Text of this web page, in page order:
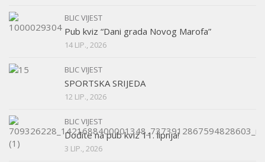
BLIC VIJEST
Pub kviz “Dani grada Novog Marofa”
14 LIP., 2026
BLIC VIJEST
SPORTSKA SRIJEDA
12 LIP., 2026
BLIC VIJEST
Dođite na pub kviz 11. lipnja!
3 LIP., 2026